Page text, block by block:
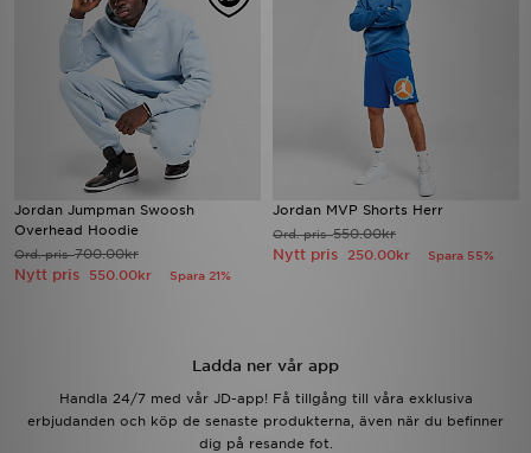
Jordan Jumpman Swoosh
Overhead Hoodie
Ord. pris700.00kr
Nytt pris 550.00kr Spara 21%
Jordan MVP Shorts Herr
Ord. pris550.00kr
Nytt pris 250.00kr Spara 55%
Ladda ner vår app
Handla 24/7 med vår JD-app! Få tillgång till våra exklusiva
erbjudanden och köp de senaste produkterna, även när du befinner
dig på resande fot.